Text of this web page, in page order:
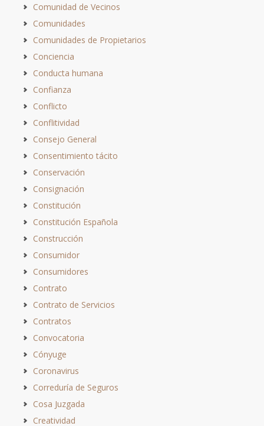
Comunidad de Vecinos
Comunidades
Comunidades de Propietarios
Conciencia
Conducta humana
Confianza
Conflicto
Conflitividad
Consejo General
Consentimiento tácito
Conservación
Consignación
Constitución
Constitución Española
Construcción
Consumidor
Consumidores
Contrato
Contrato de Servicios
Contratos
Convocatoria
Cónyuge
Coronavirus
Correduría de Seguros
Cosa Juzgada
Creatividad